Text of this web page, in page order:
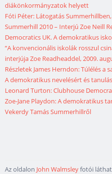
diákönkormányzatok helyett
Fóti Péter: Látogatás
Summerhill 2010 – Interjú Zoe Neill
Democratics UK. A demokratikus
“A konvencionális iskolák rosszul
interjúja Zoe Readheaddel, 2009.
Részletek James Herndon: Túlélés a
A demokratikus nevelésért és
Leonard Turton: Clubhouse
Zoe-Jane Playdon: A demokratikus
Vekerdy Tamás Summerhillről
Az oldalon John Walmsleyfotói